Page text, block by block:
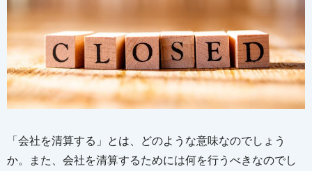
「会社を清算する」とは、どのような意味なのでしょう
か。また、会社を清算するためには何を行うべきなのでし